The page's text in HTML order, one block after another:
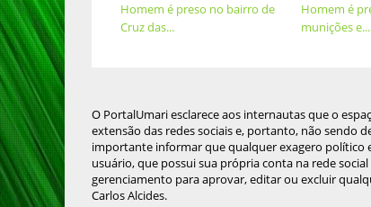
Homem é
munições e...
Homem é preso no bairro de
Cruz das...
O PortalUmari esclarece aos internautas que o
extensão das redes sociais e, portanto, não sendo
importante informar que qualquer exagero político
usuário, que possui sua própria conta na rede
gerenciamento para aprovar, editar ou excluir
Carlos Alcides.